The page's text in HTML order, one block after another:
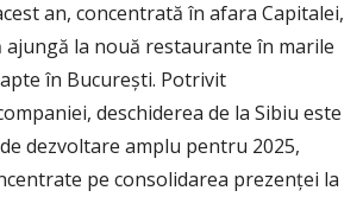
an, concentrată în afara Capitalei,
ajungă la nouă restaurante în marile
în București. Potrivit
deschiderea de la Sibiu este
dezvoltare amplu pentru 2025,
pe consolidarea prezenței la